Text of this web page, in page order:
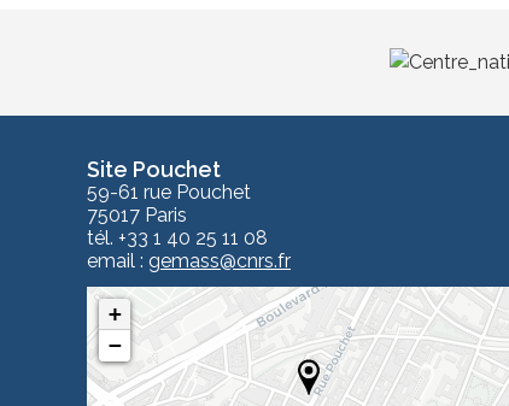
Site Pouchet
59-61 rue Pouchet
75017 Paris
tél. +33 1 40 25 11 08
email : gemass@cnrs.fr
+
−